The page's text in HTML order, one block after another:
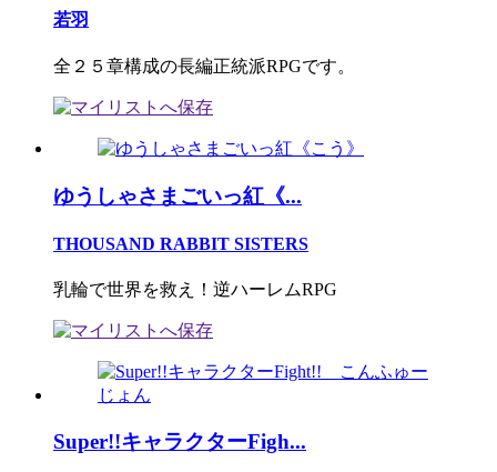
若羽
全２５章構成の長編正統派RPGです。
ゆうしゃさまごいっ紅《...
THOUSAND RABBIT SISTERS
乳輪で世界を救え！逆ハーレムRPG
Super!!キャラクターFigh...